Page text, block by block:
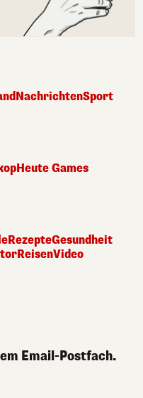
NachrichtenSport
Heute Games
RezepteGesundheit
ReisenVideo
Email-Postfach.